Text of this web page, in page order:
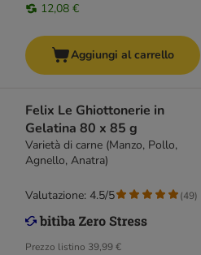
12,08 €
Aggiungi al carrello
Felix Le Ghiottonerie in
Gelatina 80 x 85 g
Varietà di carne (Manzo, Pollo,
Agnello, Anatra)
Prezzo listino 39,99 €
Valutazione: 4.5/5 (49)